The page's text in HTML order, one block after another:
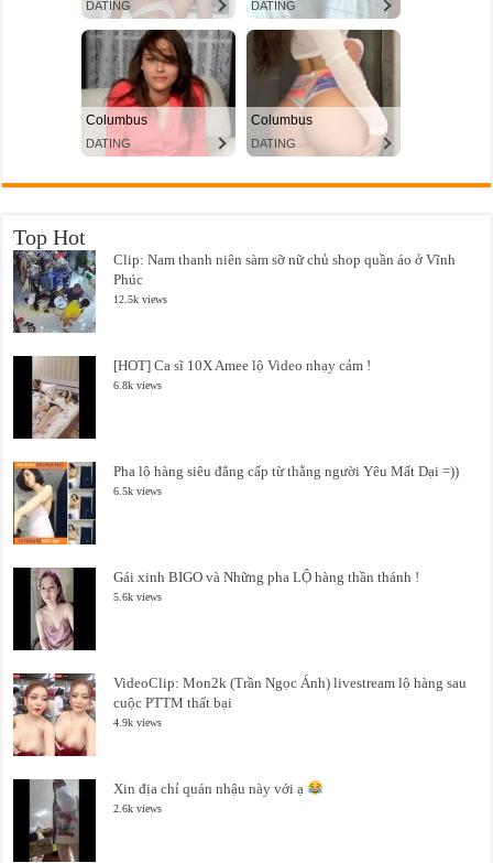
Top Hot
Clip: Nam thanh niên sàm sỡ nữ chủ shop quần áo ở Vĩnh
Phúc
12.5k views
[HOT] Ca sĩ 10X Amee lộ Video nhạy cảm !
6.8k views
Pha lộ hàng siêu đẳng cấp từ thằng người Yêu Mất Dại =))
6.5k views
Gái xinh BIGO và Những pha LỘ hàng thần thánh !
5.6k views
VideoClip: Mon2k (Trần Ngọc Ánh) livestream lộ hàng sau
cuộc PTTM thất bại
4.9k views
Xin địa chỉ quán nhậu này với ạ
2.6k views